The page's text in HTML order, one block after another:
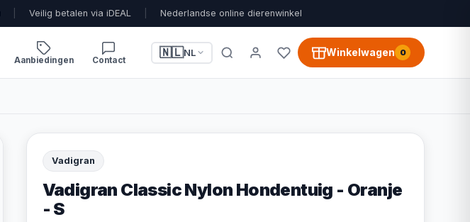
Veilig betalen via iDEAL Nederlandse online dierenwinkel
Aanbiedingen Contact
🇳🇱NL Winkelwagen 0
Vadigran
Vadigran Classic Nylon Hondentuig - Oranje
- S